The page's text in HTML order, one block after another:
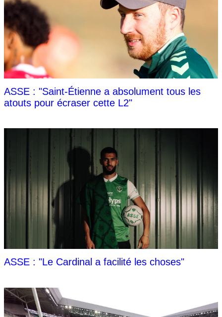
ASSE : "Saint-Étienne a absolument tous les
atouts pour écraser cette L2"
ASSE : "Le Cardinal a facilité les choses"